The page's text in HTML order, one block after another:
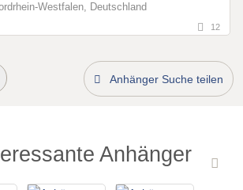
Westfalen, Deutschland
12
Anhänger Suche teilen
Anhänger